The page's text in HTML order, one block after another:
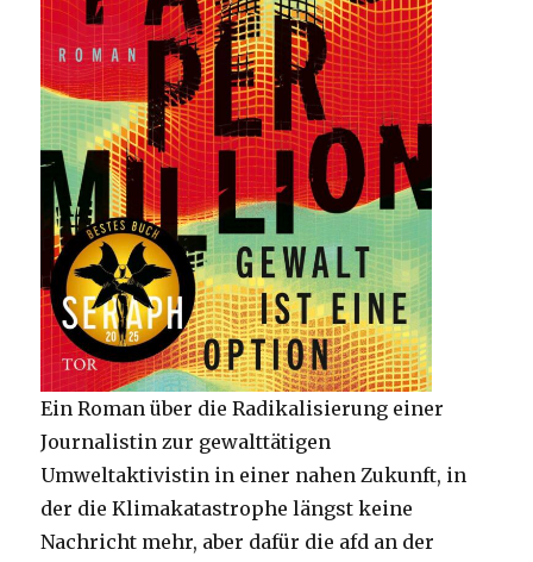
Ein Roman über die Radikalisierung einer
Journalistin zur gewalttätigen
Umweltaktivistin in einer nahen Zukunft, in
der die Klimakatastrophe längst keine
Nachricht mehr, aber dafür die afd an der